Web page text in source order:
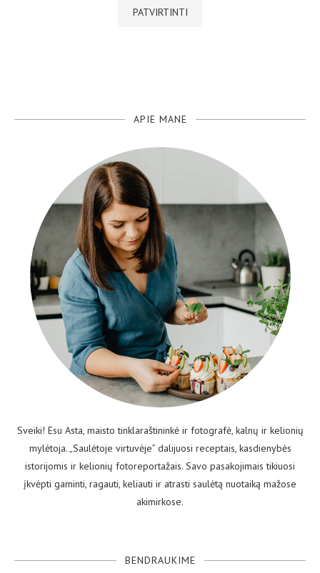
APIE MANE
Sveiki! Esu Asta, maisto tinklaraštininkė ir fotografė, kalnų ir kelionių
mylėtoja. „Saulėtoje virtuvėje” dalijuosi receptais, kasdienybės
istorijomis ir kelionių fotoreportažais. Savo pasakojimais tikiuosi
įkvėpti gaminti, ragauti, keliauti ir atrasti saulėtą nuotaiką mažose
akimirkose.
BENDRAUKIME